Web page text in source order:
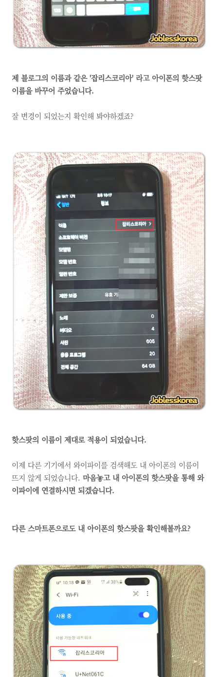
제 블로그의 이름과 같은 '잡리스코리아' 라고 아이폰의 핫스팟
이름을 바꾸어 주었습니다.
잘 변경이 되었는지 확인해 봐야하겠죠?
핫스팟의 이름이 제대로 적용이 되었습니다.
이제 다른 기기에서 와이파이를 검색해도 내 아이폰의 이름이
뜨지 않게 되었습니다. 마음놓고 내 아이폰의 핫스팟을 통해 와
이파이에 연결하시면 되겠습니다.
다른 스마트폰으로도 내 아이폰의 핫스팟을 확인해볼까요?